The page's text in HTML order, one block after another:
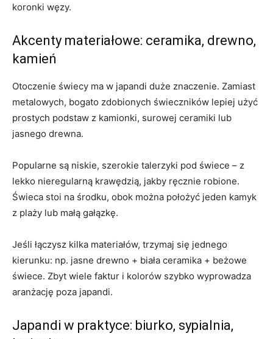
koronki węzy.
Akcenty materiałowe: ceramika, drewno,
kamień
Otoczenie świecy ma w japandi duże znaczenie. Zamiast
metalowych, bogato zdobionych świeczników lepiej użyć
prostych podstaw z kamionki, surowej ceramiki lub
jasnego drewna.
Popularne są niskie, szerokie talerzyki pod świece – z
lekko nieregularną krawędzią, jakby ręcznie robione.
Świeca stoi na środku, obok można położyć jeden kamyk
z plaży lub małą gałązkę.
Jeśli łączysz kilka materiałów, trzymaj się jednego
kierunku: np. jasne drewno + biała ceramika + beżowe
świece. Zbyt wiele faktur i kolorów szybko wyprowadza
aranżację poza japandi.
Japandi w praktyce: biurko, sypialnia,